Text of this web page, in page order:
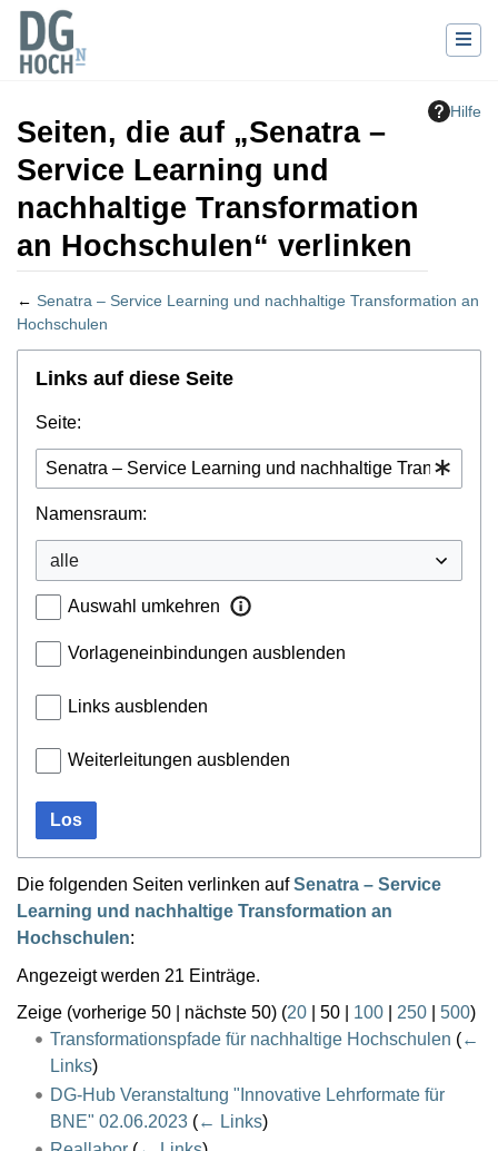
Hilfe
Seiten, die auf „Senatra –
Service Learning und
nachhaltige Transformation
an Hochschulen“ verlinken
← Senatra – Service Learning und nachhaltige Transformation an
Hochschulen
Wechseln zu:Navigation,Suche
Links auf diese Seite
Seite:
Namensraum:
Auswahl umkehren
Vorlageneinbindungen ausblenden
Links ausblenden
Weiterleitungen ausblenden
Los
Die folgenden Seiten verlinken aufSenatra – Service
Learning und nachhaltige Transformation an
Hochschulen:
Angezeigt werden 21 Einträge.
Zeige (vorherige 50 nächste 50) (20 50 100 250 500)
Transformationspfade für nachhaltige Hochschulen (←
Links)
DG-Hub Veranstaltung "Innovative Lehrformate für
BNE" 02.06.2023 (← Links)